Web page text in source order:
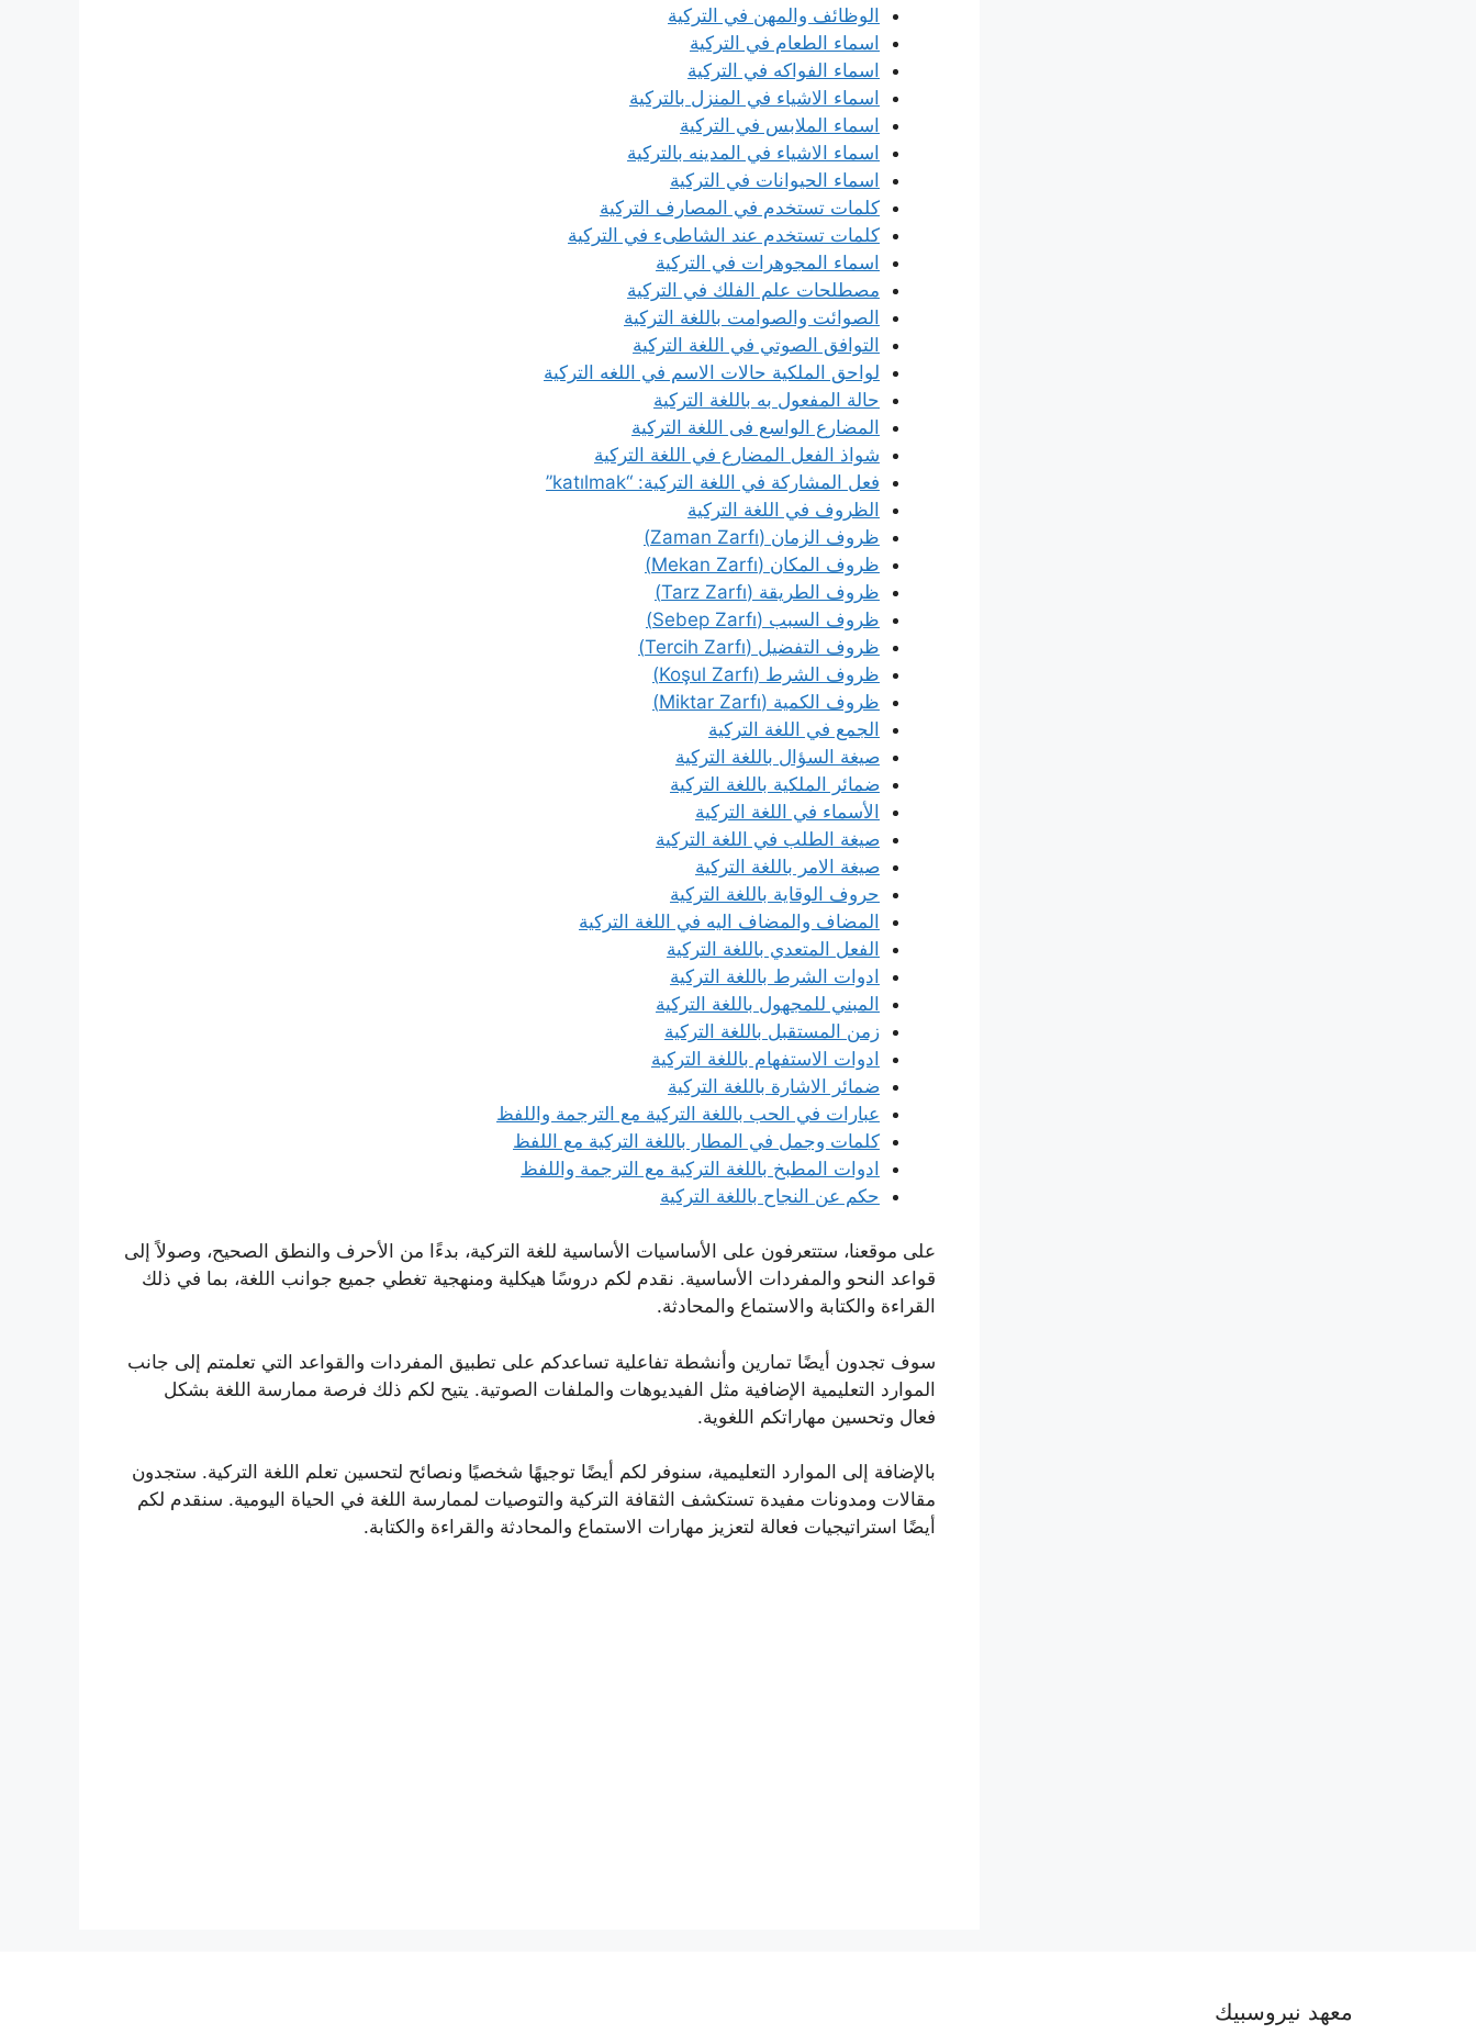
الوظائف والمهن في التركية
اسماء الطعام في التركية
اسماء الفواكه في التركية
اسماء الاشياء في المنزل بالتركية
اسماء الملابس في التركية
اسماء الاشياء في المدينه بالتركية
اسماء الحيوانات في التركية
كلمات تستخدم في المصارف التركية
كلمات تستخدم عند الشاطىء في التركية
اسماء المجوهرات في التركية
مصطلحات علم الفلك في التركية
الصوائت والصوامت باللغة التركية
التوافق الصوتي في اللغة التركية
لواحق الملكية حالات الاسم في اللغه التركية
حالة المفعول به باللغة التركية
المضارع الواسع فى اللغة التركية
شواذ الفعل المضارع في اللغة التركية
فعل المشاركة في اللغة التركية: “katılmak”
الظروف في اللغة التركية
ظروف الزمان (Zaman Zarfı)
ظروف المكان (Mekan Zarfı)
ظروف الطريقة (Tarz Zarfı)
ظروف السبب (Sebep Zarfı)
ظروف التفضيل (Tercih Zarfı)
ظروف الشرط (Koşul Zarfı)
ظروف الكمية (Miktar Zarfı)
الجمع في اللغة التركية
صيغة السؤال باللغة التركية
ضمائر الملكية باللغة التركية
الأسماء في اللغة التركية
صيغة الطلب في اللغة التركية
صيغة الامر باللغة التركية
حروف الوقاية باللغة التركية
المضاف والمضاف اليه في اللغة التركية
الفعل المتعدي باللغة التركية
ادوات الشرط باللغة التركية
المبني للمجهول باللغة التركية
زمن المستقبل باللغة التركية
ادوات الاستفهام باللغة التركية
ضمائر الاشارة باللغة التركية
عبارات في الحب باللغة التركية مع الترجمة واللفظ
كلمات وجمل في المطار باللغة التركية مع اللفظ
ادوات المطبخ باللغة التركية مع الترجمة واللفظ
حكم عن النجاح باللغة التركية
على موقعنا، ستتعرفون على الأساسيات الأساسية للغة التركية، بدءًا من الأحرف والنطق الصحيح، وصولاً إلى
قواعد النحو والمفردات الأساسية. نقدم لكم دروسًا هيكلية ومنهجية تغطي جميع جوانب اللغة، بما في ذلك
القراءة والكتابة والاستماع والمحادثة.
سوف تجدون أيضًا تمارين وأنشطة تفاعلية تساعدكم على تطبيق المفردات والقواعد التي تعلمتم إلى جانب
الموارد التعليمية الإضافية مثل الفيديوهات والملفات الصوتية. يتيح لكم ذلك فرصة ممارسة اللغة بشكل
فعال وتحسين مهاراتكم اللغوية.
بالإضافة إلى الموارد التعليمية، سنوفر لكم أيضًا توجيهًا شخصيًا ونصائح لتحسين تعلم اللغة التركية. ستجدون
مقالات ومدونات مفيدة تستكشف الثقافة التركية والتوصيات لممارسة اللغة في الحياة اليومية. سنقدم لكم
أيضًا استراتيجيات فعالة لتعزيز مهارات الاستماع والمحادثة والقراءة والكتابة.
معهد نيروسبيك